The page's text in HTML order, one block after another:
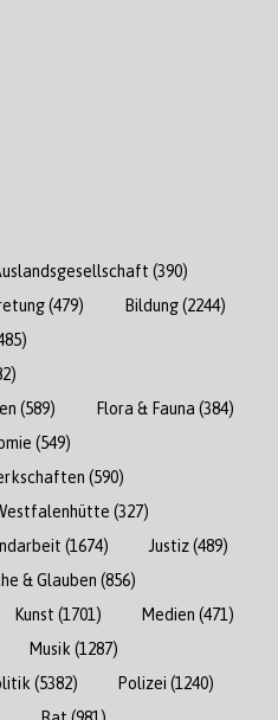
(390)
(479) Bildung(2244)
(589) Flora & Fauna (384)
(549)
(590)
(327)
(1674) Justiz(489)
& Glauben (856)
Kunst (1701) Medien (471)
Musik (1287)
(5382) Polizei (1240)